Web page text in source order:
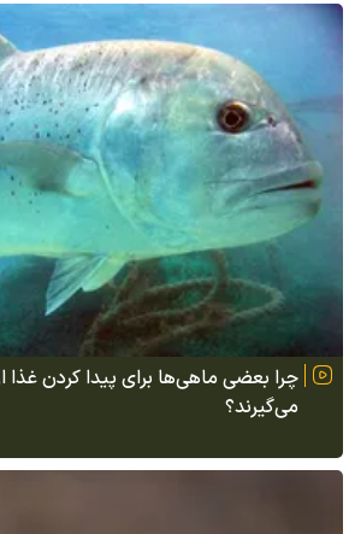
چرا بعضی ماهی‌ها برای پیدا کردن غذا
می‌گیرند؟